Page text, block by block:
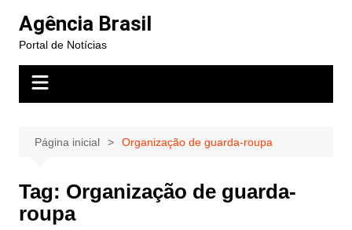
para
conteúdo
Agência Brasil
Portal de Notícias
Página inicial Organização de guarda-roupa
Tag: Organização de guarda-
roupa